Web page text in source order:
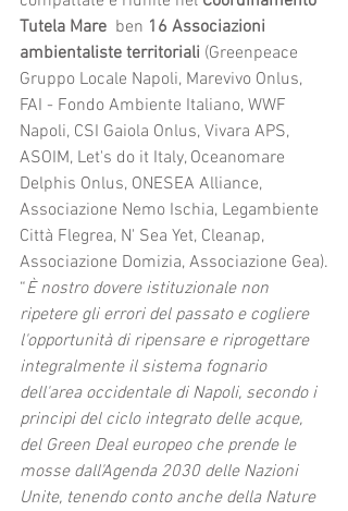
Tutela Mare ben 16 Associazioni
ambientaliste territoriali (Greenpeace
Gruppo Locale Napoli, Marevivo Onlus,
FAI - Fondo Ambiente Italiano, WWF
Napoli, CSI Gaiola Onlus, Vivara APS,
ASOIM, Let's do it Italy, Oceanomare
Delphis Onlus, ONESEA Alliance,
Associazione Nemo Ischia, Legambiente
Città Flegrea, N' Sea Yet, Cleanap,
Associazione Domizia, Associazione Gea).
“È nostro dovere istituzionale non
ripetere gli errori del passato e cogliere
l'opportunità di ripensare e riprogettare
integralmente il sistema fognario
dell'area occidentale di Napoli, secondo i
principi del ciclo integrato delle acque,
del Green Deal europeo che prende le
mosse dall'Agenda 2030 delle Nazioni
Unite, tenendo conto anche della Nature